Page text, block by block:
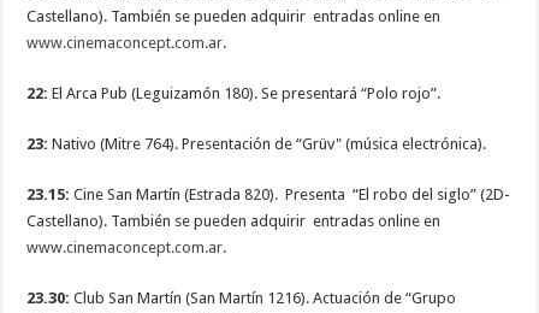
Castellano). También se pueden adquirir entradas online en
www.cinemaconcept.com.ar.
22:El Arca Pub (Leguizamón 180). Se presentará “Polo rojo”.
23:Nativo (Mitre 764). Presentación de “Grüv" (música electrónica).
23.15:Cine San Martín (Estrada 820). Presenta “El robo del siglo” (2D-
Castellano). También se pueden adquirir entradas online en
www.cinemaconcept.com.ar.
23.30:Club San Martín (San Martín 1216). Actuación de “Grupo